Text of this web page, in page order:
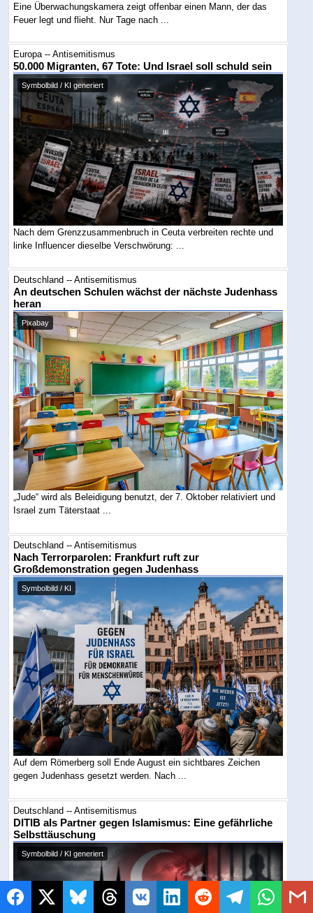
Eine Überwachungskamera zeigt offenbar einen Mann, der das
Feuer legt und flieht. Nur Tage nach ...
Europa -- Antisemitismus
50.000 Migranten, 67 Tote: Und Israel soll schuld sein
Symbolbild / KI generiert
Nach dem Grenzzusammenbruch in Ceuta verbreiten rechte und
linke Influencer dieselbe Verschwörung: ...
Deutschland -- Antisemitismus
An deutschen Schulen wächst der nächste Judenhass
heran
Pixabay
„Jude“ wird als Beleidigung benutzt, der 7. Oktober relativiert und
Israel zum Täterstaat ...
Deutschland -- Antisemitismus
Nach Terrorparolen: Frankfurt ruft zur
Großdemonstration gegen Judenhass
Symbolbild / KI
Auf dem Römerberg soll Ende August ein sichtbares Zeichen
gegen Judenhass gesetzt werden. Nach ...
Deutschland -- Antisemitismus
DITIB als Partner gegen Islamismus: Eine gefährliche
Selbsttäuschung
Symbolbild / KI generiert